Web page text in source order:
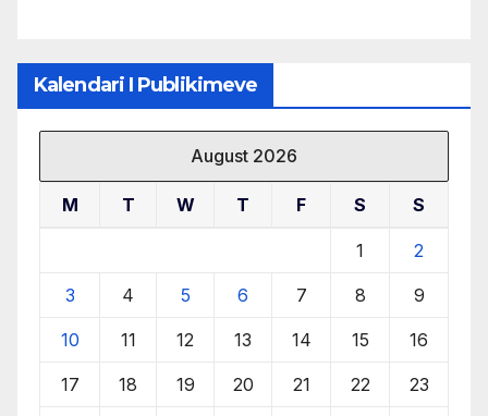
Kalendari I Publikimeve
August 2026
M T W T F S S
1 2
3 4 5 6 7 8 9
10 11 12 13 14 15 16
17 18 19 20 21 22 23